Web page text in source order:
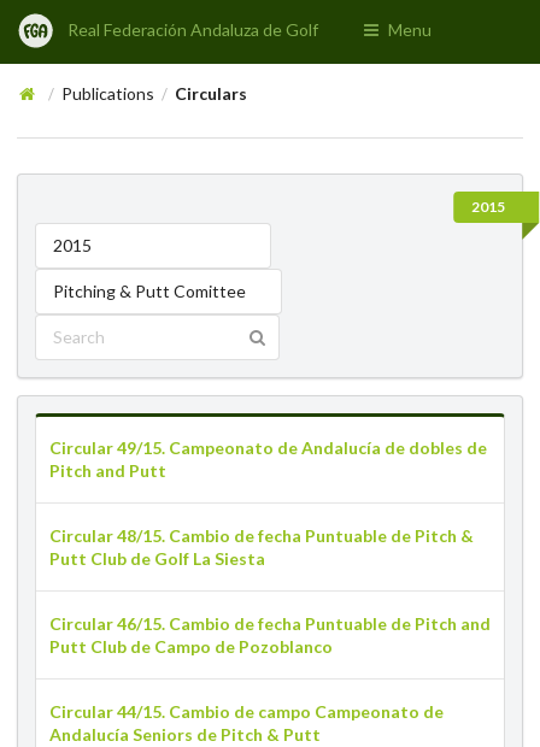
Real Federación Andaluza de Golf Menu
/ Publications / Circulars
2015
2015
Pitching & Putt Comittee
Circular 49/15. Campeonato de Andalucía de dobles de
Pitch and Putt
Circular 48/15. Cambio de fecha Puntuable de Pitch &
Putt Club de Golf La Siesta
Circular 46/15. Cambio de fecha Puntuable de Pitch and
Putt Club de Campo de Pozoblanco
Circular 44/15. Cambio de campo Campeonato de
Andalucía Seniors de Pitch & Putt